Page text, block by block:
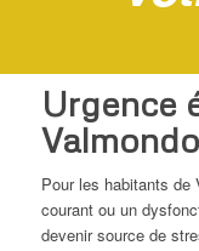
Urgence
Pour les habitants de
courant ou un
devenir source de